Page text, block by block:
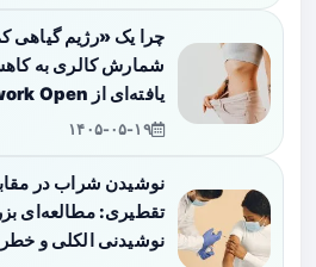
چرا یک «رژیم گیاهی
شمارش کالری به
یافته‌ای از JAMA Network Open
۱۴۰۵-۰۵-۱۹
نوشیدن شراب در
تقطیری: مطالعه‌ای
نوشیدنی الکلی و